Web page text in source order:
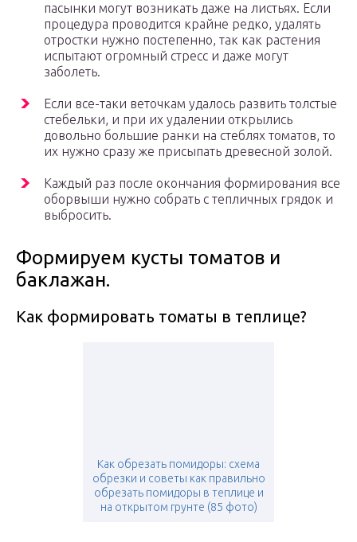
пасынки могут возникать даже на листьях. Если
процедура проводится крайне редко, удалять
отростки нужно постепенно, так как растения
испытают огромный стресс и даже могут
заболеть.
Если все-таки веточкам удалось развить толстые
стебельки, и при их удалении открылись
довольно большие ранки на стеблях томатов, то
их нужно сразу же присыпать древесной золой.
Каждый раз после окончания формирования все
оборвыши нужно собрать с тепличных грядок и
выбросить.
Формируем кусты томатов и
баклажан.
Как формировать томаты в теплице?
Как обрезать помидоры: схема
обрезки и советы как правильно
обрезать помидоры в теплице и
на открытом грунте (85 фото)